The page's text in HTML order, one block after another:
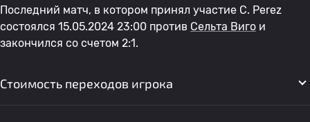
Последний матч, в котором принял участие C. Perez
состоялся 15.05.2024 23:00 против Сельта Виго и
закончился со счетом 2:1.
Стоимость переходов игрока